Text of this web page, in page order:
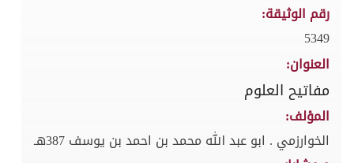
رقم الوثيقة:
5349
العنوان:
مفاتيح العلوم
المؤلف:
الخوارزمي . ابو عبد الله محمد بن احمد بن يوسف 387هـ